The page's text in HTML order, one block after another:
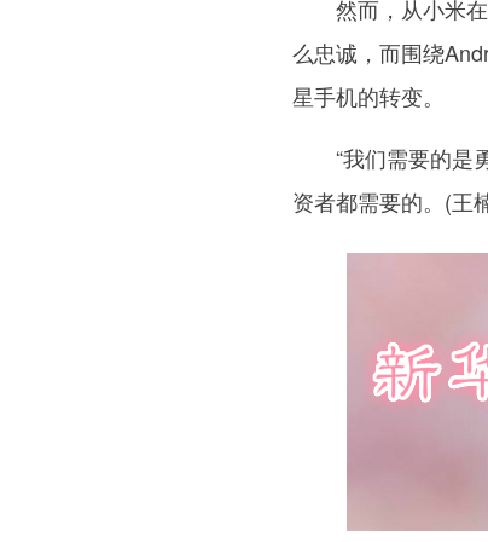
然而，从小米在
么忠诚，而围绕
星手机的转变。
“我们需要的是勇
资者都需要的。(王